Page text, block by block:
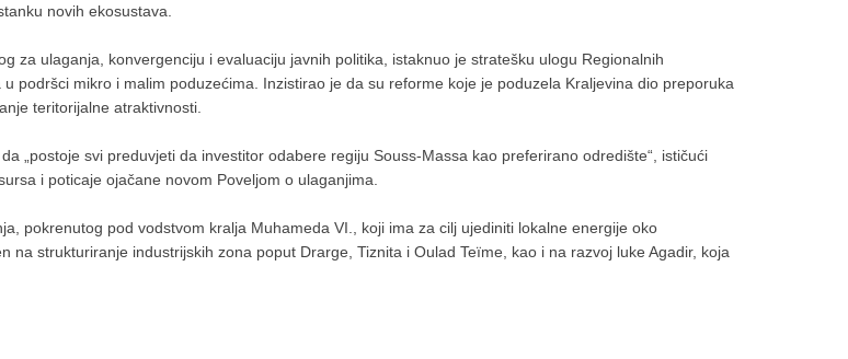
novih ekosustava.
za ulaganja, konvergenciju i evaluaciju javnih politika, istaknuo je stratešku ulogu Regionalnih
podršci mikro i malim poduzećima. Inzistirao je da su reforme koje je poduzela Kraljevina dio preporuka
teritorijalne atraktivnosti.
„postoje svi preduvjeti da investitor odabere regiju Souss-Massa kao preferirano odredište“, ističući
i poticaje ojačane novom Poveljom o ulaganjima.
pokrenutog pod vodstvom kralja Muhameda VI., koji ima za cilj ujediniti lokalne energije oko
strukturiranje industrijskih zona poput Drarge, Tiznita i Oulad Teïme, kao i na razvoj luke Agadir, koja